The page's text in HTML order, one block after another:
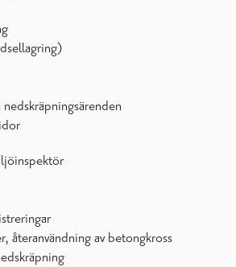
återanvändning av betongkross